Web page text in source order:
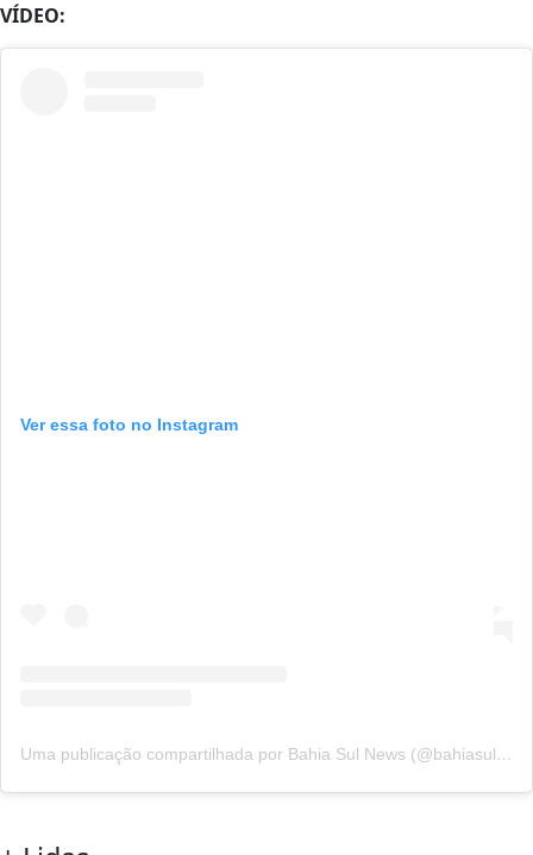
VÍDEO:
Ver essa foto no Instagram
Uma publicação compartilhada por Bahia Sul News (@bahiasul.news)